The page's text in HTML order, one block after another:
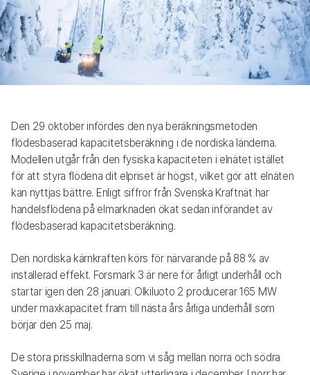
Den 29 oktober infördes den nya beräkningsmetoden
flödesbaserad kapacitetsberäkning i de nordiska länderna.
Modellen utgår från den fysiska kapaciteten i elnätet istället
för att styra flödena dit elpriset är högst, vilket gör att elnäten
kan nyttjas bättre. Enligt siffror från Svenska Kraftnät har
handelsflödena på elmarknaden ökat sedan införandet av
flödesbaserad kapacitetsberäkning.
Den nordiska kärnkraften körs för närvarande på 88 % av
installerad effekt. Forsmark 3 är nere för årligt underhåll och
startar igen den 28 januari. Olkiluoto 2 producerar 165 MW
under maxkapacitet fram till nästa års årliga underhåll som
börjar den 25 maj.
De stora prisskillnaderna som vi såg mellan norra och södra